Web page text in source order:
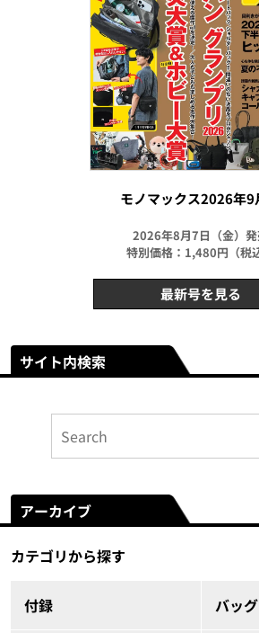
モノマックス2026年9
2026年8月7日（金）
特別価格：1,480円（税
最新号を見る
サイト内検索
アーカイブ
カテゴリから探す
付録 バッグ